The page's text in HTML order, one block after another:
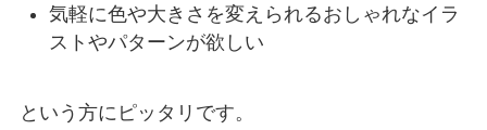
気軽に色や大きさを変えられるおしゃれなイラ
ストやパターンが欲しい
という方にピッタリです。